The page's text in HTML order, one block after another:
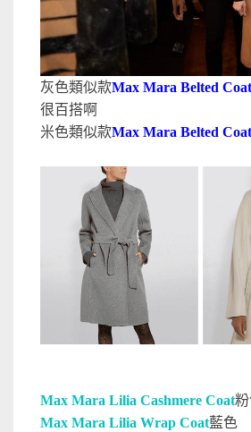
灰色類似款Max Mara Belted Coat
很百搭啊
米色類似款Max Mara Belted Coat
Max Mara Lilia Cashmere Coat
Max Mara Lilia Wrap Coat藍色